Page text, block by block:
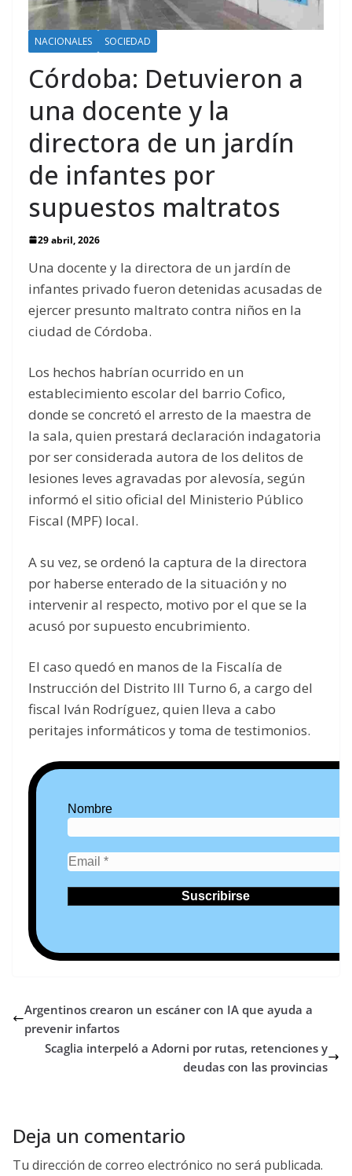
NACIONALES SOCIEDAD
Córdoba: Detuvieron a
una docente y la
directora de un jardín
de infantes por
supuestos maltratos
29 abril, 2026
Una docente y la directora de un jardín de
infantes privado fueron detenidas acusadas de
ejercer presunto maltrato contra niños en la
ciudad de Córdoba.
Los hechos habrían ocurrido en un
establecimiento escolar del barrio Cofico,
donde se concretó el arresto de la maestra de
la sala, quien prestará declaración indagatoria
por ser considerada autora de los delitos de
lesiones leves agravadas por alevosía, según
informó el sitio oficial del Ministerio Público
Fiscal (MPF) local.
A su vez, se ordenó la captura de la directora
por haberse enterado de la situación y no
intervenir al respecto, motivo por el que se la
acusó por supuesto encubrimiento.
El caso quedó en manos de la Fiscalía de
Instrucción del Distrito III Turno 6, a cargo del
fiscal Iván Rodríguez, quien lleva a cabo
peritajes informáticos y toma de testimonios.
Nombre
Argentinos crearon un escáner con IA que ayuda a
prevenir infartos
Scaglia interpeló a Adorni por rutas, retenciones y
deudas con las provincias
Deja un comentario
Tu dirección de correo electrónico no será publicada.